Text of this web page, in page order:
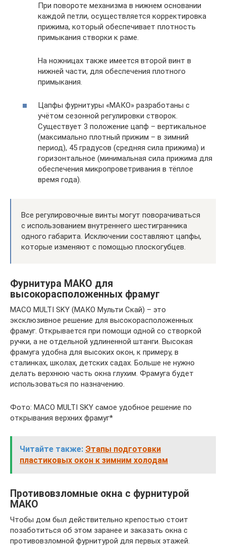
При повороте механизма в нижнем основании
каждой петли, осуществляется корректировка
прижима, который обеспечивает плотность
примыкания створки к раме.
На ножницах также имеется второй винт в
нижней части, для обеспечения плотного
примыкания.
Цапфы фурнитуры «МАКО» разработаны с
учётом сезонной регулировки створок.
Существует 3 положение цапф – вертикальное
(максимально плотный прижим – в зимний
период), 45 градусов (средняя сила прижима) и
горизонтальное (минимальная сила прижима для
обеспечения микропроветривания в тёплое
время года).
Все регулировочные винты могут поворачиваться
с использованием внутреннего шестигранника
одного габарита. Исключении составляют цапфы,
которые изменяют с помощью плоскогубцев.
Фурнитура МАКО для
высокорасположенных фрамуг
MACO MULTI SKY (МАКО Мульти Скай) – это
эксклюзивное решение для высокорасположенных
фрамуг. Открывается при помощи одной со створкой
ручки, а не отдельной удлиненной штанги. Высокая
фрамуга удобна для высоких окон, к примеру, в
сталинках, школах, детских садах. Больше не нужно
делать верхнюю часть окна глухим. Фрамуга будет
использоваться по назначению.
Фото: MACO MULTI SKY самое удобное решение по
открывания верхних фрамуг*
Читайте также: Этапы подготовки
пластиковых окон к зимним холодам
Противовзломные окна с фурнитурой
МАКО
Чтобы дом был действительно крепостью стоит
позаботиться об этом заранее и заказать окна с
противовзломной фурнитурой для первых этажей.